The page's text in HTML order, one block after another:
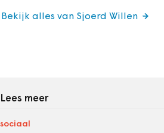
Bekijk alles van Sjoerd Willen
Lees meer
sociaal